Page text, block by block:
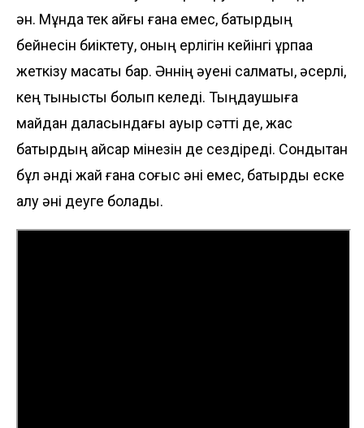
ән. Мұнда тек қайғы ғана емес, батырдың
бейнесін биіктету, оның ерлігін кейінгі ұрпаққа
жеткізу мақсаты бар. Әннің әуені салмақты, әсерлі,
кең тынысты болып келеді. Тыңдаушыға
майдан даласындағы ауыр сәтті де, жас
батырдың қайсар мінезін де сездіреді. Сондықтан
бұл әнді жай ғана соғыс әні емес, батырды еске
алу әні деуге болады.